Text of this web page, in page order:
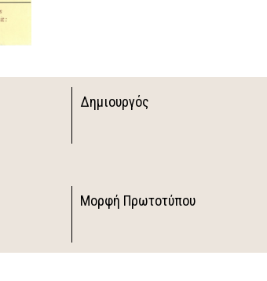
Δημιουργός
Μορφή Πρωτοτύπου